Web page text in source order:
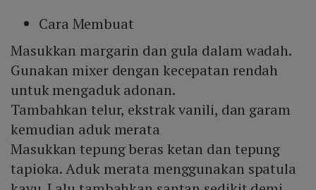
Cara Membuat
Masukkan margarin dan gula dalam wadah.
Gunakan mixer dengan kecepatan rendah
untuk mengaduk adonan.
Tambahkan telur, ekstrak vanili, dan garam
kemudian aduk merata
Masukkan tepung beras ketan dan tepung
tapioka. Aduk merata menggunakan spatula